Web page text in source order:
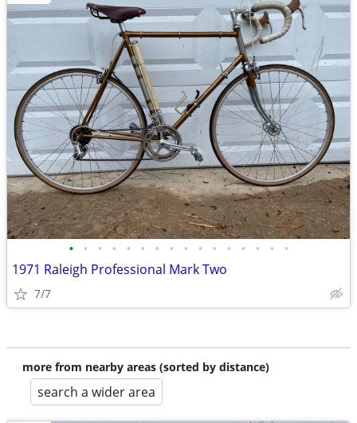
• • • • • • • • • • • • • • • •
1971 Raleigh Professional Mark Two
7/7
more from nearby areas (sorted by distance)
search a wider area